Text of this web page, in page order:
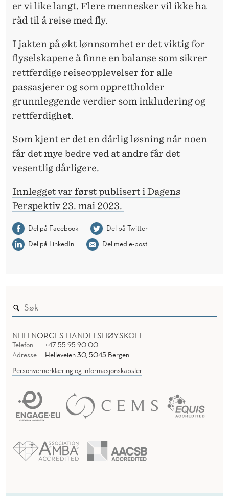
er vi like langt. Flere mennesker vil ikke ha
råd til å reise med fly.
I jakten på økt lønnsomhet er det viktig for
flyselskapene å finne en balanse som sikrer
rettferdige reiseopplevelser for alle
passasjerer og som opprettholder
grunnleggende verdier som inkludering og
rettferdighet.
Som kjent er det en dårlig løsning når noen
får det mye bedre ved at andre får det
vesentlig dårligere.
Innlegget var først publisert i Dagens
Perspektiv 23. mai 2023.
Del på Facebook
Del på Twitter
Del på LinkedIn
Del med e-post
NHH NORGES HANDELSHØYSKOLE
Telefon
+47 55 95 90 00
Adresse
Helleveien 30, 5045 Bergen
Personvernerklæring og informasjonskapsler